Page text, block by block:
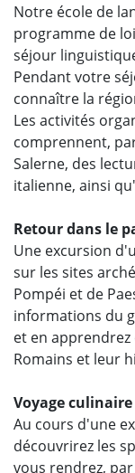
Notre école de
programme de
séjour
Pendant votre
connaître la
Les activités
comprennent,
Salerne, des
italienne, ainsi
Retour dans le
Une excursion
sur les sites
Pompéi et de
informations du
et en apprendrez
Romains et leur
Voyage culinaire
Au cours d'une
découvrirez les
vous rendrez,